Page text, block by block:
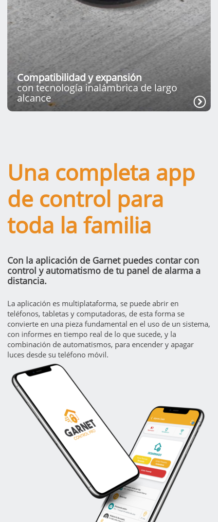
Compatibilidad y expansión
con tecnología inalámbrica de largo
alcance
Una completa app
de control para
toda la familia
Con la aplicación de Garnet puedes contar con
control y automatismo de tu panel de alarma a
distancia.
La aplicación es multiplataforma, se puede abrir en
teléfonos, tabletas y computadoras, de esta forma se
convierte en una pieza fundamental en el uso de un sistema,
con informes en tiempo real de lo que sucede, y la
combinación de automatismos, para encender y apagar
luces desde su teléfono móvil.